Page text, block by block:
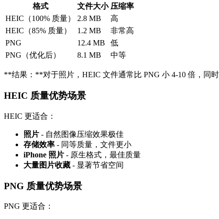
格式 文件大小 压缩率
HEIC（100% 质量）
2.8 MB
高
HEIC（85% 质量）
1.2 MB
非常高
PNG
12.4 MB
低
PNG（优化后）
8.1 MB 中等
**结果：**对于照片，HEIC 文件通常比 PNG 小 4-10 倍，同
HEIC 质量优势场景
HEIC 更适合：
照片 - 自然图像压缩效果极佳
存储效率 - 同等质量，文件更小
iPhone 照片 - 原生格式，最佳质量
大量图片收藏 - 显著节省空间
PNG 质量优势场景
PNG 更适合：